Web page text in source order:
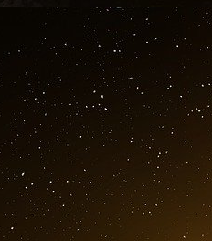
L’administration
terrestre de Gaza
collaborateurs de
Washington n’a pas
Washington
toute la région, ce
alors que l’opinion
Obama, Biden et
dans une guerre
entraînerait les États-